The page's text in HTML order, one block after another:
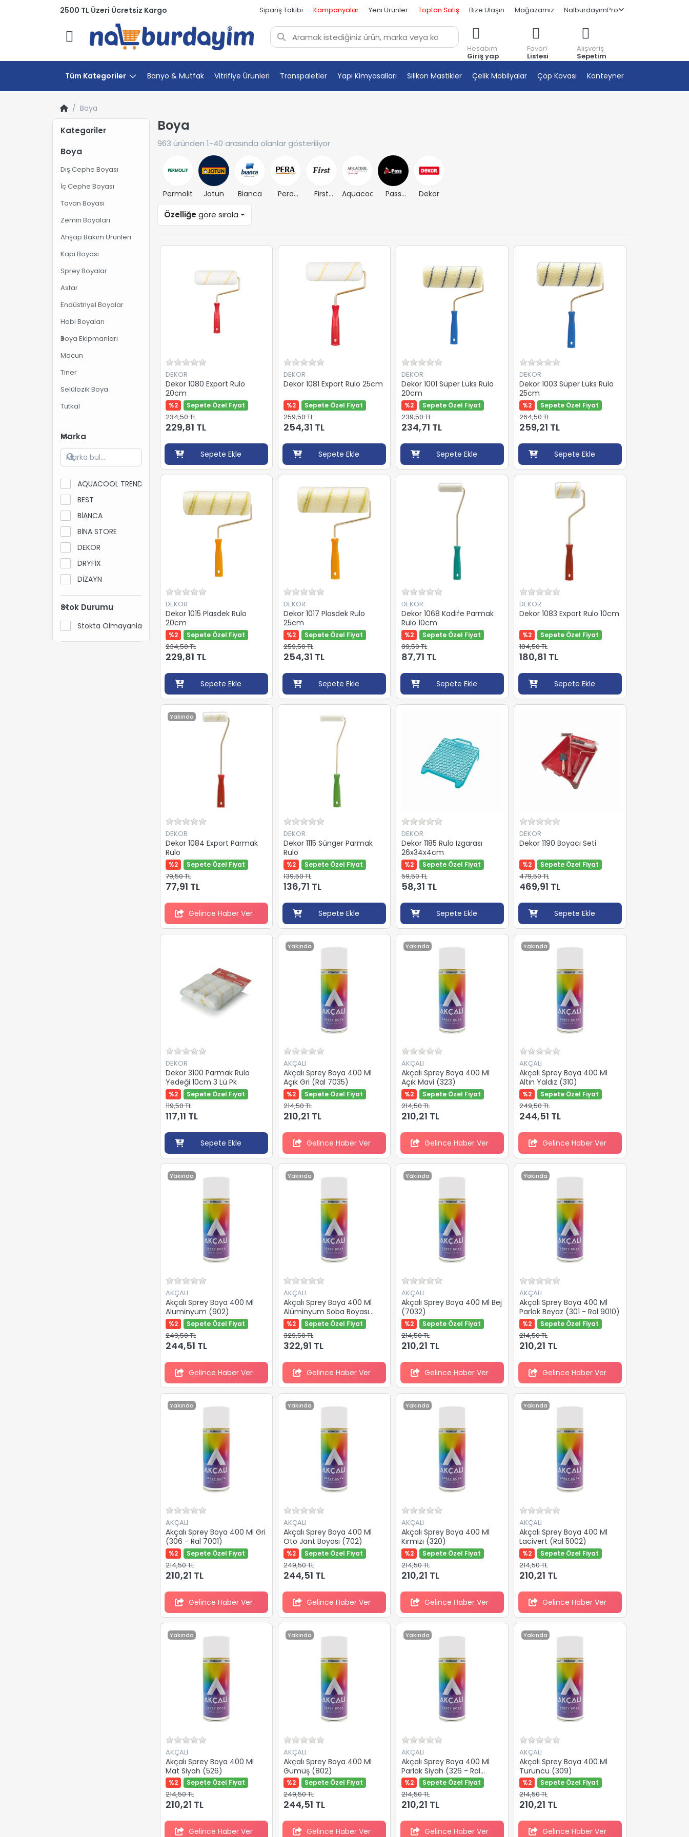
2500 TL Üzeri Ücretsiz Kargo Sipariş Takibi Kampanyalar Yeni Ürünler Toptan Satış Bize Ulaşın Mağazamız NalburdayımPro
Menü
Hesabım
Giriş yap
Favori
Listesi
Alışveriş
Sepetim
Tüm Kategoriler Banyo & Mutfak Vitrifiye Ürünleri Transpaletler Yapı Kimyasalları Silikon Mastikler Çelik Mobilyalar Çöp Kovası Konteyner
Boya
Kategoriler
Boya
Dış Cephe Boyası
İç Cephe Boyası
Tavan Boyası
Zemin Boyaları
Ahşap Bakım Ürünleri
Kapı Boyası
Sprey Boyalar
Astar
Endüstriyel Boyalar
Hobi Boyaları
Boya Ekipmanları
Macun
Tiner
Selülozik Boya
Tutkal
Marka
AQUACOOL TREND
BEST
BİANCA
BİNA STORE
DEKOR
DRYFİX
DİZAYN
HEMEL
LUNA
MASTER
NEMKAR
Stok Durumu
Stokta Olmayanları Gizle
Boya
963 üründen 1-40 arasında olanlar gösteriliyor
Permolit Jotun Bianca
Pera
First
Aquacool
Pass
Dekor
Özelliğegöre sırala
DEKOR
Dekor 1080 Export Rulo
20cm
%2 Sepete Özel Fiyat
234,50 TL
229,81 TL
Sepete Ekle
DEKOR
Dekor 1081 Export Rulo 25cm
%2 Sepete Özel Fiyat
259,50 TL
254,31 TL
Sepete Ekle
DEKOR
Dekor 1001 Süper Lüks Rulo
20cm
%2 Sepete Özel Fiyat
239,50 TL
234,71 TL
Sepete Ekle
DEKOR
Dekor 1003 Süper Lüks Rulo
25cm
%2 Sepete Özel Fiyat
264,50 TL
259,21 TL
Sepete Ekle
DEKOR
Dekor 1015 Plasdek Rulo
20cm
%2 Sepete Özel Fiyat
234,50 TL
229,81 TL
Sepete Ekle
DEKOR
Dekor 1017 Plasdek Rulo
25cm
%2 Sepete Özel Fiyat
259,50 TL
254,31 TL
Sepete Ekle
DEKOR
Dekor 1068 Kadife Parmak
Rulo 10cm
%2 Sepete Özel Fiyat
89,50 TL
87,71 TL
Sepete Ekle
DEKOR
Dekor 1083 Export Rulo 10cm
%2 Sepete Özel Fiyat
184,50 TL
180,81 TL
Sepete Ekle
Yakında
DEKOR
Dekor 1084 Export Parmak
Rulo
%2 Sepete Özel Fiyat
79,50 TL
77,91 TL
Gelince Haber Ver
DEKOR
Dekor 1115 Sünger Parmak
Rulo
%2 Sepete Özel Fiyat
139,50 TL
136,71 TL
Sepete Ekle
DEKOR
Dekor 1185 Rulo Izgarası
26x34x4cm
%2 Sepete Özel Fiyat
59,50 TL
58,31 TL
Sepete Ekle
DEKOR
Dekor 1190 Boyacı Seti
%2 Sepete Özel Fiyat
479,50 TL
469,91 TL
Sepete Ekle
DEKOR
Dekor 3100 Parmak Rulo
Yedeği 10cm 3 Lü Pk
%2 Sepete Özel Fiyat
119,50 TL
117,11 TL
Sepete Ekle
Yakında
AKÇALI
Akçalı Sprey Boya 400 Ml
Açık Gri (Ral 7035)
%2 Sepete Özel Fiyat
214,50 TL
210,21 TL
Gelince Haber Ver
Yakında
AKÇALI
Akçalı Sprey Boya 400 Ml
Açık Mavi (323)
%2 Sepete Özel Fiyat
214,50 TL
210,21 TL
Gelince Haber Ver
Yakında
AKÇALI
Akçalı Sprey Boya 400 Ml
Altın Yaldız (310)
%2 Sepete Özel Fiyat
249,50 TL
244,51 TL
Gelince Haber Ver
Yakında
AKÇALI
Akçalı Sprey Boya 400 Ml
Aluminyum (902)
%2 Sepete Özel Fiyat
249,50 TL
244,51 TL
Gelince Haber Ver
Yakında
AKÇALI
Akçalı Sprey Boya 400 Ml
Alüminyum Soba Boyası
(903)
%2 Sepete Özel Fiyat
329,50 TL
322,91 TL
Gelince Haber Ver
Yakında
AKÇALI
Akçalı Sprey Boya 400 Ml Bej
(7032)
%2 Sepete Özel Fiyat
214,50 TL
210,21 TL
Gelince Haber Ver
Yakında
AKÇALI
Akçalı Sprey Boya 400 Ml
Parlak Beyaz (301 - Ral 9010)
%2 Sepete Özel Fiyat
214,50 TL
210,21 TL
Gelince Haber Ver
Yakında
AKÇALI
Akçalı Sprey Boya 400 Ml Gri
(306 - Ral 7001)
%2 Sepete Özel Fiyat
214,50 TL
210,21 TL
Gelince Haber Ver
Yakında
AKÇALI
Akçalı Sprey Boya 400 Ml
Oto Jant Boyası (702)
%2 Sepete Özel Fiyat
249,50 TL
244,51 TL
Gelince Haber Ver
Yakında
AKÇALI
Akçalı Sprey Boya 400 Ml
Kırmızı (320)
%2 Sepete Özel Fiyat
214,50 TL
210,21 TL
Gelince Haber Ver
Yakında
AKÇALI
Akçalı Sprey Boya 400 Ml
Lacivert (Ral 5002)
%2 Sepete Özel Fiyat
214,50 TL
210,21 TL
Gelince Haber Ver
Yakında
AKÇALI
Akçalı Sprey Boya 400 Ml
Mat Siyah (526)
%2 Sepete Özel Fiyat
214,50 TL
210,21 TL
Gelince Haber Ver
Yakında
AKÇALI
Akçalı Sprey Boya 400 Ml
Gümüş (802)
%2 Sepete Özel Fiyat
249,50 TL
244,51 TL
Gelince Haber Ver
Yakında
AKÇALI
Akçalı Sprey Boya 400 Ml
Parlak Siyah (326 - Ral
9005)
%2 Sepete Özel Fiyat
214,50 TL
210,21 TL
Gelince Haber Ver
Yakında
AKÇALI
Akçalı Sprey Boya 400 Ml
Turuncu (309)
%2 Sepete Özel Fiyat
214,50 TL
210,21 TL
Gelince Haber Ver